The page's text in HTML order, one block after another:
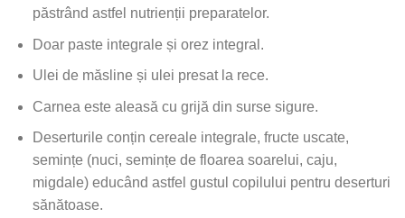
păstrând astfel nutrienții preparatelor.
Doar paste integrale și orez integral.
Ulei de măsline și ulei presat la rece.
Carnea este aleasă cu grijă din surse sigure.
Deserturile conțin cereale integrale, fructe uscate,
semințe (nuci, semințe de floarea soarelui, caju,
migdale) educând astfel gustul copilului pentru deserturi
sănătoase.